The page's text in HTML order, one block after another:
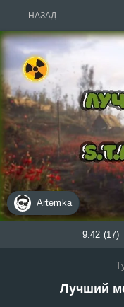
НАЗАД
Artemka
9.42 (17)
Лучший